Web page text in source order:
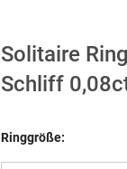
Solitaire
Schliff
Ringgröße: